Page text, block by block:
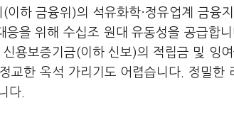
이하 금융위)의 석유화학·정유업계 금융
을 위해 수십조 원대 유동성을 공급합
용보증기금(이하 신보)의 적립금 및 잉
교한 옥석 가리기도 어렵습니다. 정밀한
다.